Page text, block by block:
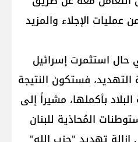
عمليات الإجلاء والمزيد
استثمرت إسرائيل
التهديد، فستكون النتيجة
بأكملها، مشيراً إلى
المُحاذية للبنان